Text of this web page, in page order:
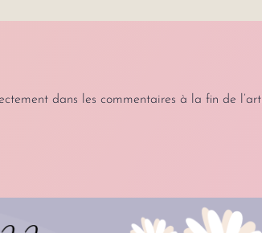
dans les commentaires à la fin de